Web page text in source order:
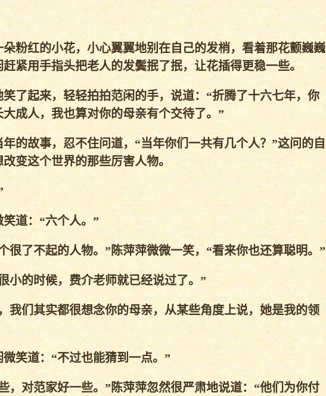
粉红的小花，小心翼翼地别在自己的发梢，看着那花颤巍巍
紧用手指头把老人的发鬓抿了抿，让花插得更稳一些。
了起来，轻轻拍拍范闲的手，说道：“折腾了十六七年，你
成人，我也算对你的母亲有个交待了。”
的故事，忍不住问道，“当年你们一共有几个人？”这问的自
变这个世界的那些厉害人物。
道：“六个人。”
很了不起的人物。”陈萍萍微微一笑，“看来你也还算聪明。”
小的时候，费介老师就已经说过了。”
我们其实都很想念你的母亲，从某些角度上说，她是我的领
笑道：“不过也能猜到一点。”
，对范家好一些。”陈萍萍忽然很严肃地说道：“他们为你付